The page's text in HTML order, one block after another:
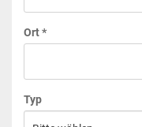
Ort *
Typ